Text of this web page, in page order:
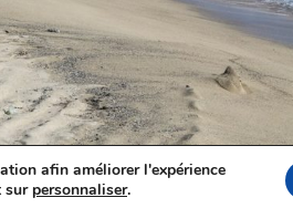
afin améliorer l'expérience
sur personnaliser.